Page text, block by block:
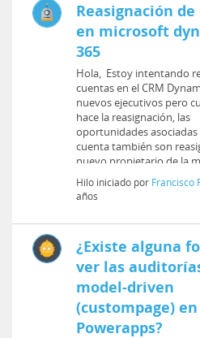
Reasignación
en microsoft
365
Hola, Estoy intentando
cuentas en el CRM
nuevos ejecutivos pero
hace la reasignación, las
oportunidades asociadas
cuenta también son
nuevo propietario de la
Hilo iniciado por Francisco
años
¿Existe alguna
ver las
model-driven
(custompage) en
Powerapps?